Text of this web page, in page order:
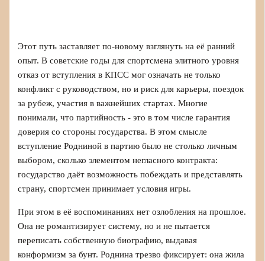
Этот путь заставляет по‑новому взглянуть на её ранний
опыт. В советские годы для спортсмена элитного уровня
отказ от вступления в КПСС мог означать не только
конфликт с руководством, но и риск для карьеры, поездок
за рубеж, участия в важнейших стартах. Многие
понимали, что партийность - это в том числе гарантия
доверия со стороны государства. В этом смысле
вступление Родниной в партию было не столько личным
выбором, сколько элементом негласного контракта:
государство даёт возможность побеждать и представлять
страну, спортсмен принимает условия игры.
При этом в её воспоминаниях нет озлобления на прошлое.
Она не романтизирует систему, но и не пытается
переписать собственную биографию, выдавая
конформизм за бунт. Роднина трезво фиксирует: она жила